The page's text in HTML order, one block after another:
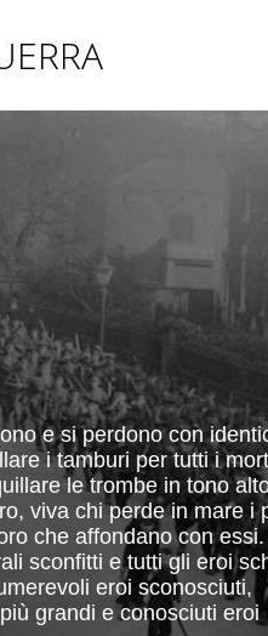
e si perdono con
i tamburi per tutti i
le trombe in tono
viva chi perde in mare i
che affondano con essi.
sconfitti e tutti gli eroi
eroi sconosciuti,
grandi e conosciuti eroi